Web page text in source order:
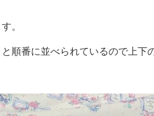
。
順番に並べられているので上下